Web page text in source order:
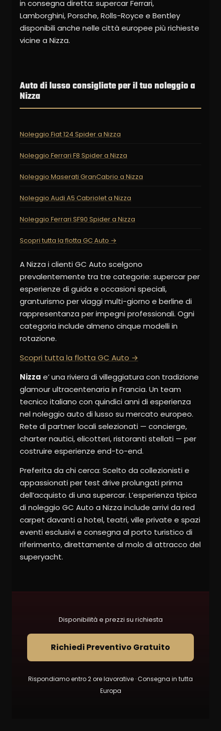
in consegna diretta: supercar Ferrari,
Lamborghini, Porsche, Rolls-Royce e Bentley
disponibili anche nelle città europee più richieste
vicine a Nizza.
Auto di lusso consigliate per il tuo noleggio a
Nizza
Noleggio Fiat 124 Spider a Nizza
Noleggio Ferrari F8 Spider a Nizza
Noleggio Maserati GranCabrio a Nizza
Noleggio Audi A5 Cabriolet a Nizza
Noleggio Ferrari SF90 Spider a Nizza
Scopri tutta la flotta GC Auto →
A Nizza i clienti GC Auto scelgono
prevalentemente tra tre categorie: supercar per
esperienze di guida e occasioni speciali,
granturismo per viaggi multi-giorno e berline di
rappresentanza per impegni professionali. Ogni
categoria include almeno cinque modelli in
rotazione.
Scopri tutta la flotta GC Auto →
Nizza e’ una riviera di villeggiatura con tradizione
glamour ultracentenaria in Francia. Un team
tecnico italiano con quindici anni di esperienza
nel noleggio auto di lusso su mercato europeo.
Rete di partner locali selezionati — concierge,
charter nautici, elicotteri, ristoranti stellati — per
costruire esperienze end-to-end.
Preferita da chi cerca: Scelto da collezionisti e
appassionati per test drive prolungati prima
dell’acquisto di una supercar. L’esperienza tipica
di noleggio GC Auto a Nizza include arrivi da red
carpet davanti a hotel, teatri, ville private e spazi
eventi esclusivi e consegna al porto turistico di
riferimento, direttamente al molo di attracco del
superyacht.
Disponibilità e prezzi su richiesta
Richiedi Preventivo Gratuito
Rispondiamo entro 2 ore lavorative · Consegna in tutta
Europa